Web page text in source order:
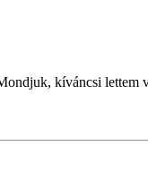
kíváncsi lettem